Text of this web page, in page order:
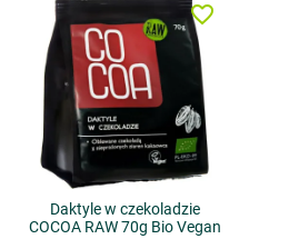
Daktyle w czekoladzie
COCOA RAW 70g Bio Vegan
favorite_border